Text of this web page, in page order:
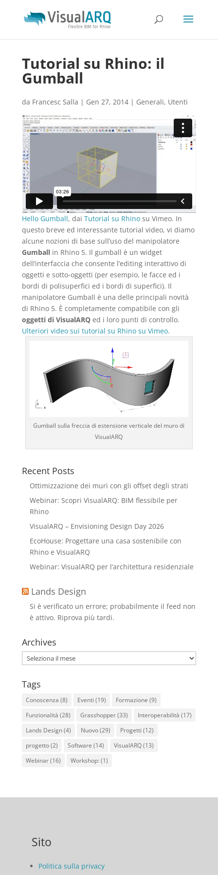
Tutorial su Rhino: il
Gumball
da Francesc Salla | Gen 27, 2014| Generali, Utenti
Hello Gumball, dai Tutorial su Rhinosu Vimeo. In
questo breve ed interessante tutorial video, vi diamo
alcune nozioni di base sull’uso del manipolatore
Gumballin Rhino 5. Il gumball è un widget
dell’interfaccia che consente l’editing interattivo di
oggetti e sotto-oggetti (per esempio, le facce ed i
bordi di polisuperfici ed i bordi di superfici). Il
manipolatore Gumball è una delle principali novità
di Rhino 5. È completamente compatibile con gli
oggetti di VisualARQed i loro punti di controllo.
Ulteriori video sui tutorial su Rhino su Vimeo.
Gumball sulla freccia di estensione verticale del muro di
VisualARQ
Recent Posts
Ottimizzazione dei muri con gli offset degli strati
Webinar: Scopri VisualARQ: BIM flessibile per
Rhino
VisualARQ – Envisioning Design Day 2026
EcoHouse: Progettare una casa sostenibile con
Rhino e VisualARQ
Webinar: VisualARQ per l’architettura residenziale
Lands Design
Si è verificato un errore; probabilmente il feed non
è attivo. Riprova più tardi.
Archives
Archives
Tags
Conoscenza (8) Eventi (19) Formazione (9)
Funzionalità (28) Grasshopper(33) Interoperabilità (17)
Lands Design(4) Nuovo(29) Progetti (12)
progetto(2) Software (14) VisualARQ(13)
Webinar(16) Workshop: (1)
Sito
Politica sulla privacy